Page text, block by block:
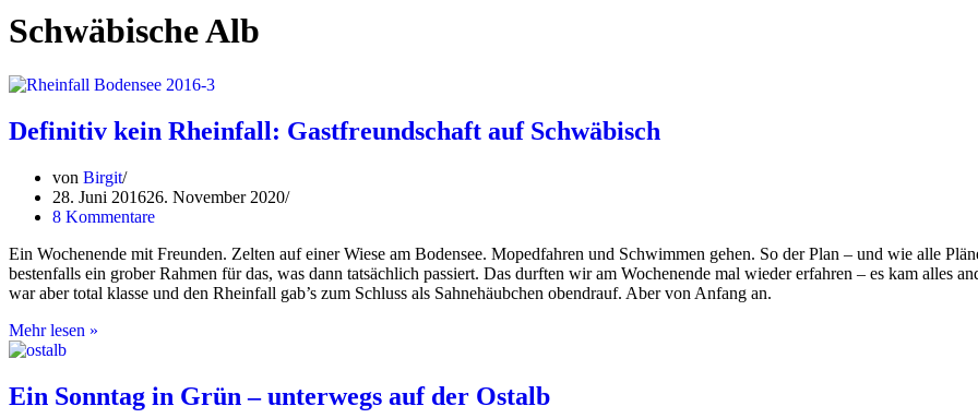
Schwäbische Alb
Definitiv kein Rheinfall: Gastfreundschaft auf Schwäbisch
von Birgit
28. Juni 201626. November 2020
8 Kommentare
Ein Wochenende mit Freunden. Zelten auf einer Wiese am Bodensee. Mopedfahren und Schwimmen gehen. So der Plan – und wie alle
bestenfalls ein grober Rahmen für das, was dann tatsächlich passiert. Das durften wir am Wochenende mal wieder erfahren – es kam alles
war aber total klasse und den Rheinfall gab’s zum Schluss als Sahnehäubchen obendrauf. Aber von Anfang an.
Mehr lesen »
Gastfreundschaft
auf
Ein Sonntag in Grün – unterwegs auf der Ostalb